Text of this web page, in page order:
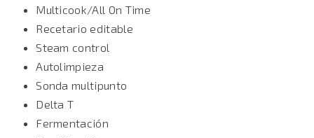
Multicook/All On Time
Recetario editable
Steam control
Autolimpieza
Sonda multipunto
Delta T
Fermentación